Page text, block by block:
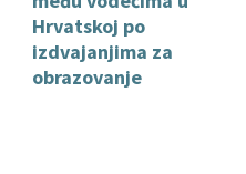
Hrvatskoj po
izdvajanjima za
obrazovanje